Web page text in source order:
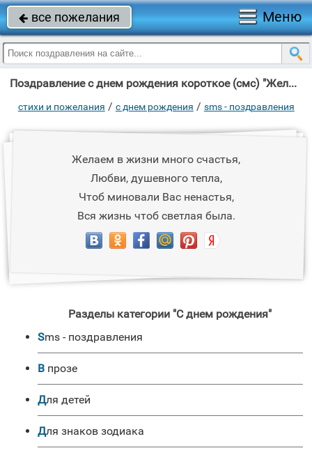
 все пожелания Меню
Поздравление с днем рождения короткое (смс) "Желаем в жизни много счастья, Любви, душевного тепла, Чтоб миновали Вас"
стихи и пожелания / c днем рождения / sms - поздравления
Желаем в жизни много счастья,
Любви, душевного тепла,
Чтоб миновали Вас ненастья,
Вся жизнь чтоб светлая была.
Разделы категории "C днем рождения"
sms - поздравления
в прозе
для детей
для знаков зодиака